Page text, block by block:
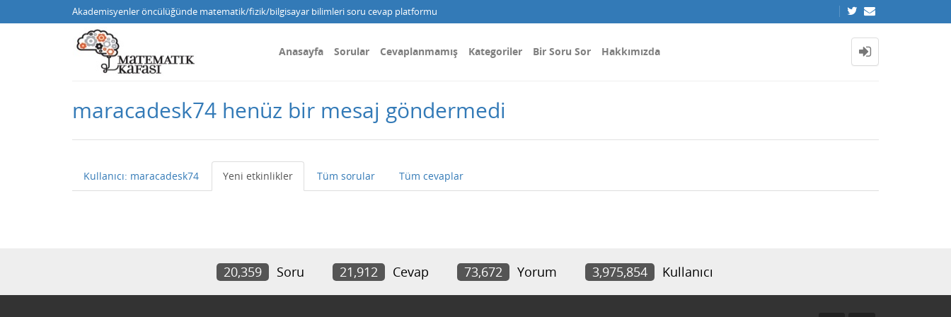
Akademisyenler öncülüğünde matematik/fizik/bilgisayar bilimleri soru cevap platformu
Anasayfa Sorular Cevaplanmamış Kategoriler Bir Soru Sor Hakkımızda
maracadesk74 henüz bir mesaj göndermedi
Kullanıcı: maracadesk74 Yeni etkinlikler Tüm sorular Tüm cevaplar
20,359 Soru 21,912 Cevap 73,672 Yorum 3,975,854 Kullanıcı